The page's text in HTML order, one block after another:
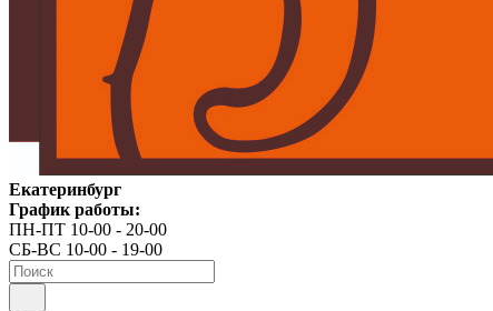
Екатеринбург
График работы:
ПН-ПТ 10-00 - 20-00
СБ-ВС 10-00 - 19-00